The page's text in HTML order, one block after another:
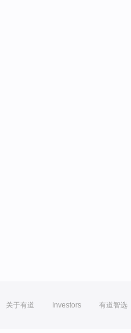
关于有道 Investors 有道智选